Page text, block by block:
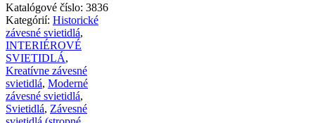
Katalógové číslo: 3836
Kategórií: Historické
závesné svietidlá,
INTERIÉROVÉ
SVIETIDLÁ,
Kreatívne závesné
svietidlá, Moderné
závesné svietidlá,
Svietidlá, Závesné